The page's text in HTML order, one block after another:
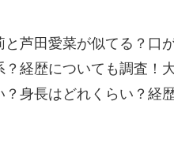
と芦田愛菜が似てる？口
？経歴についても調査！
身長はどれくらい？経